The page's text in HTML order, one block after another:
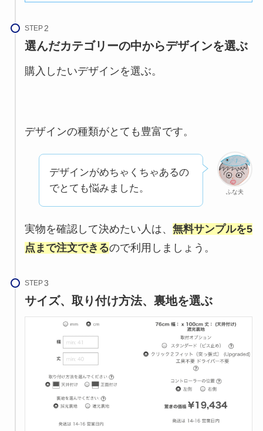
STEP
選んだカテゴリーの中からデザインを選ぶ
購入したいデザインを選ぶ。
デザインの種類がとても豊富です。
ふな夫
デザインがめちゃくちゃあるの
でとても悩みました。
実物を確認して決めたい人は、 無料サンプルを5
点まで注文できるので利用しましょう。
STEP
サイズ、取り付け方法、裏地を選ぶ